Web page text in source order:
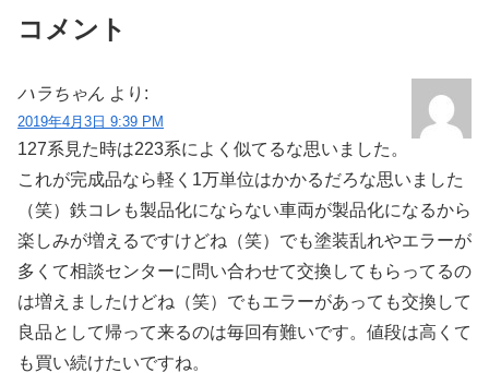
コメント
ハラちゃん より:
2019年4月3日 9:39 PM
127系見た時は223系によく似てるな思いました。
これが完成品なら軽く1万単位はかかるだろな思いました
（笑）鉄コレも製品化にならない車両が製品化になるから
楽しみが増えるですけどね（笑）でも塗装乱れやエラーが
多くて相談センターに問い合わせて交換してもらってるの
は増えましたけどね（笑）でもエラーがあっても交換して
良品として帰って来るのは毎回有難いです。値段は高くて
も買い続けたいですね。